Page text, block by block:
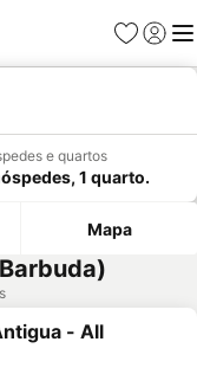
Favoritos
Iniciar
e quartos
1 quarto.
Mapa
aos favoritos
- All